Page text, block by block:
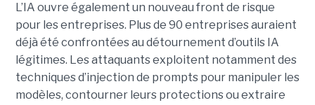
L’IA ouvre également un nouveau front de risque
pour les entreprises. Plus de 90 entreprises auraient
déjà été confrontées au détournement d’outils IA
légitimes. Les attaquants exploitent notamment des
techniques d’injection de prompts pour manipuler les
modèles, contourner leurs protections ou extraire